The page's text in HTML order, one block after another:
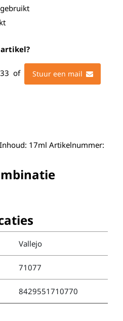
of Stuur een mail
17ml Artikelnummer:
Vallejo
71077
8429551710770